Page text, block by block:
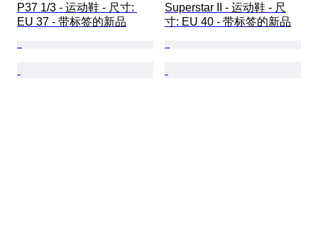
P37 1/3 - 运动鞋 - 尺寸:
EU 37 - 带标签的新品
Superstar II - 运动鞋 - 尺
寸: EU 40 - 带标签的新品